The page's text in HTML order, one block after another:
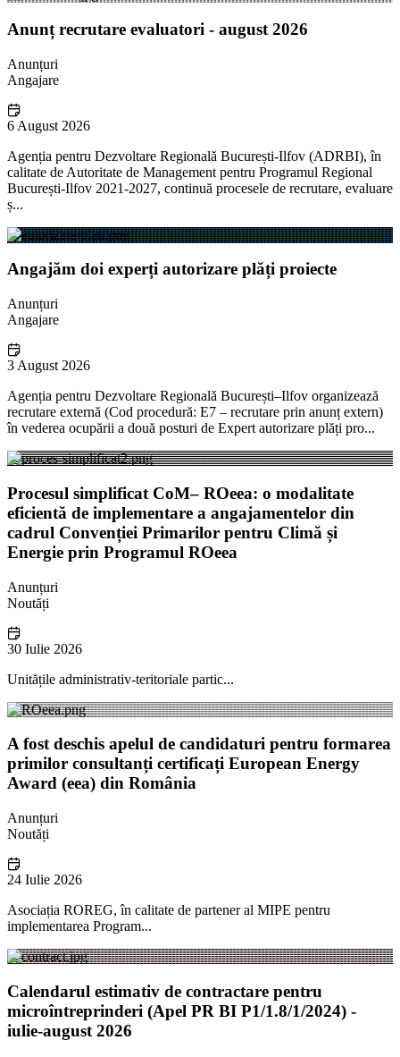
Anunț recrutare evaluatori - august 2026
Anunțuri
Angajare
6 August 2026
Agenția pentru Dezvoltare Regională București-Ilfov (ADRBI), în
calitate de Autoritate de Management pentru Programul Regional
București-Ilfov 2021-2027, continuă procesele de recrutare, evaluare
ș...
Angajăm doi experți autorizare plăți proiecte
Anunțuri
Angajare
3 August 2026
Agenția pentru Dezvoltare Regională București–Ilfov organizează
recrutare externă (Cod procedură: E7 – recrutare prin anunț extern)
în vederea ocupării a două posturi de Expert autorizare plăți pro...
Procesul simplificat CoM– ROeea: o modalitate
eficientă de implementare a angajamentelor din
cadrul Convenției Primarilor pentru Climă și
Energie prin Programul ROeea
Anunțuri
Noutăți
30 Iulie 2026
Unitățile administrativ-teritoriale partic...
A fost deschis apelul de candidaturi pentru formarea
primilor consultanți certificați European Energy
Award (eea) din România
Anunțuri
Noutăți
24 Iulie 2026
Asociația ROREG, în calitate de partener al MIPE pentru
implementarea Program...
Calendarul estimativ de contractare pentru
microîntreprinderi (Apel PR BI P1/1.8/1/2024) -
iulie-august 2026